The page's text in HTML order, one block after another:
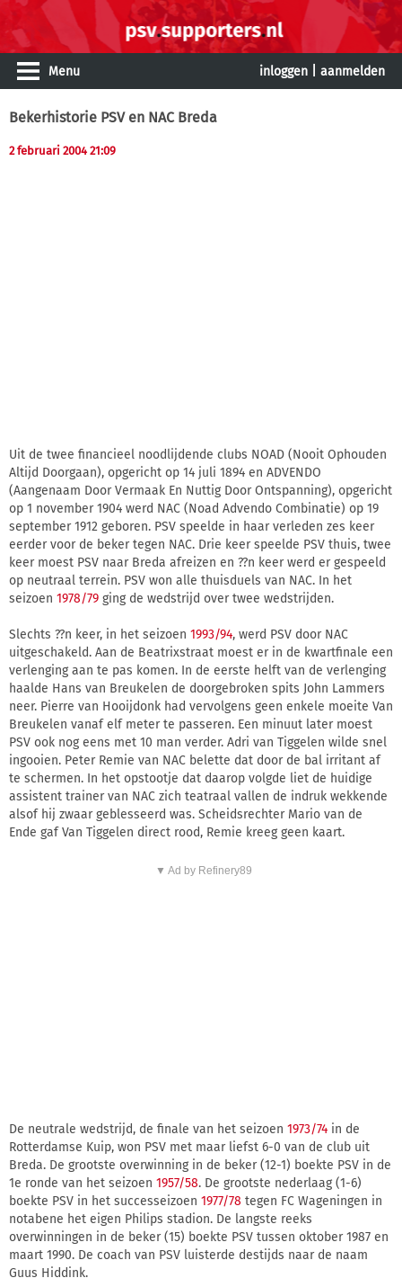
Menu inloggen aanmelden
Bekerhistorie PSV en NAC Breda
2 februari 2004 21:09
Uit de twee financieel noodlijdende clubs NOAD (Nooit Ophouden
Altijd Doorgaan), opgericht op 14 juli 1894 en ADVENDO
(Aangenaam Door Vermaak En Nuttig Door Ontspanning), opgericht
op 1 november 1904 werd NAC (Noad Advendo Combinatie) op 19
september 1912 geboren. PSV speelde in haar verleden zes keer
eerder voor de beker tegen NAC. Drie keer speelde PSV thuis, twee
keer moest PSV naar Breda afreizen en ??n keer werd er gespeeld
op neutraal terrein. PSV won alle thuisduels van NAC. In het
seizoen 1978/79 ging de wedstrijd over twee wedstrijden.
Slechts ??n keer, in het seizoen 1993/94, werd PSV door NAC
uitgeschakeld. Aan de Beatrixstraat moest er in de kwartfinale een
verlenging aan te pas komen. In de eerste helft van de verlenging
haalde Hans van Breukelen de doorgebroken spits John Lammers
neer. Pierre van Hooijdonk had vervolgens geen enkele moeite Van
Breukelen vanaf elf meter te passeren. Een minuut later moest
PSV ook nog eens met 10 man verder. Adri van Tiggelen wilde snel
ingooien. Peter Remie van NAC belette dat door de bal irritant af
te schermen. In het opstootje dat daarop volgde liet de huidige
assistent trainer van NAC zich teatraal vallen de indruk wekkende
alsof hij zwaar geblesseerd was. Scheidsrechter Mario van de
Ende gaf Van Tiggelen direct rood, Remie kreeg geen kaart.
▼ Ad by Refinery89
De neutrale wedstrijd, de finale van het seizoen 1973/74 in de
Rotterdamse Kuip, won PSV met maar liefst 6-0 van de club uit
Breda. De grootste overwinning in de beker (12-1) boekte PSV in de
1e ronde van het seizoen 1957/58. De grootste nederlaag (1-6)
boekte PSV in het successeizoen 1977/78 tegen FC Wageningen in
notabene het eigen Philips stadion. De langste reeks
overwinningen in de beker (15) boekte PSV tussen oktober 1987 en
maart 1990. De coach van PSV luisterde destijds naar de naam
Guus Hiddink.